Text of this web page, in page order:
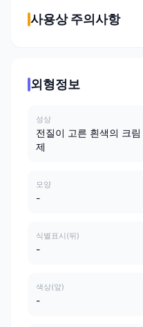
사용상 주의사항
외형정보
성상
전질이 고른 흰색의 크림
제
모양
-
식별표시(뒤)
-
색상(앞)
-